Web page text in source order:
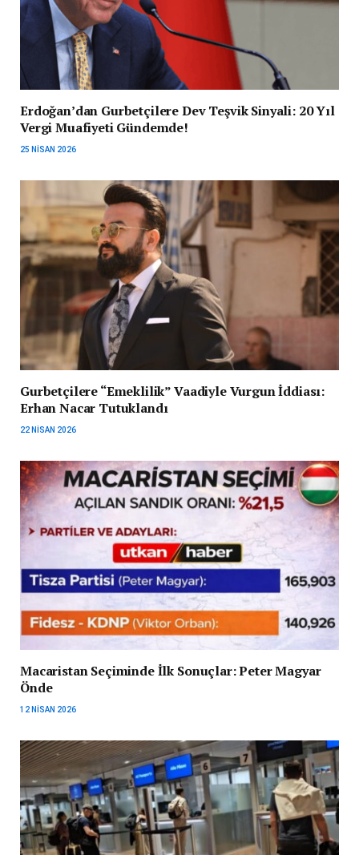
Erdoğan’dan Gurbetçilere Dev Teşvik Sinyali: 20 Yıl
Vergi Muafiyeti Gündemde!
25 NISAN 2026
Gurbetçilere “Emeklilik” Vaadiyle Vurgun İddiası:
Erhan Nacar Tutuklandı
22 NISAN 2026
Macaristan Seçiminde İlk Sonuçlar: Peter Magyar
Önde
12 NISAN 2026